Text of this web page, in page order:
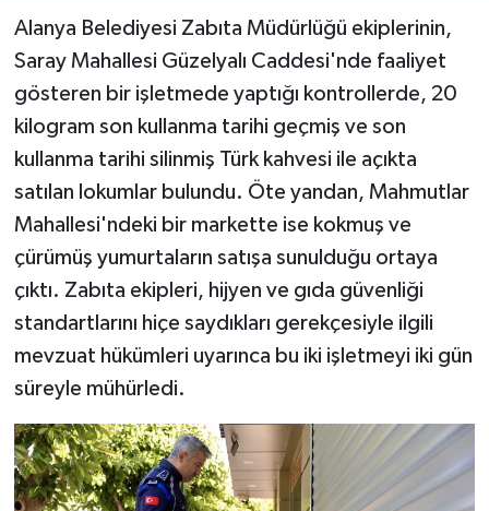
Alanya Belediyesi Zabıta Müdürlüğü ekiplerinin,
Saray Mahallesi Güzelyalı Caddesi'nde faaliyet
gösteren bir işletmede yaptığı kontrollerde, 20
kilogram son kullanma tarihi geçmiş ve son
kullanma tarihi silinmiş Türk kahvesi ile açıkta
satılan lokumlar bulundu. Öte yandan, Mahmutlar
Mahallesi'ndeki bir markette ise kokmuş ve
çürümüş yumurtaların satışa sunulduğu ortaya
çıktı. Zabıta ekipleri, hijyen ve gıda güvenliği
standartlarını hiçe saydıkları gerekçesiyle ilgili
mevzuat hükümleri uyarınca bu iki işletmeyi iki gün
süreyle mühürledi.